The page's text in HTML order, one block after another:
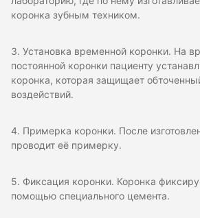
коронка зубным техником.
3. Установка временной коронки. На
постоянной коронки пациенту
коронка, которая защищает
воздействий.
4. Примерка коронки. После
проводит её примерку.
5. Фиксация коронки. Коронка
помощью специального цемента.